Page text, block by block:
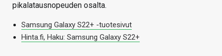
pikalatausnopeuden osalta.
Samsung Galaxy S22+ -tuotesivut
Hinta.fi, Haku: Samsung Galaxy S22+